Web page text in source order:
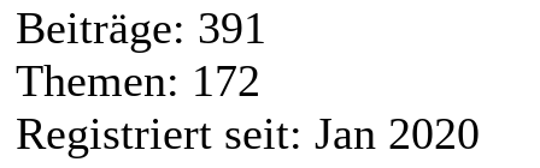
Beiträge: 391
Themen: 172
Registriert seit: Jan 2020